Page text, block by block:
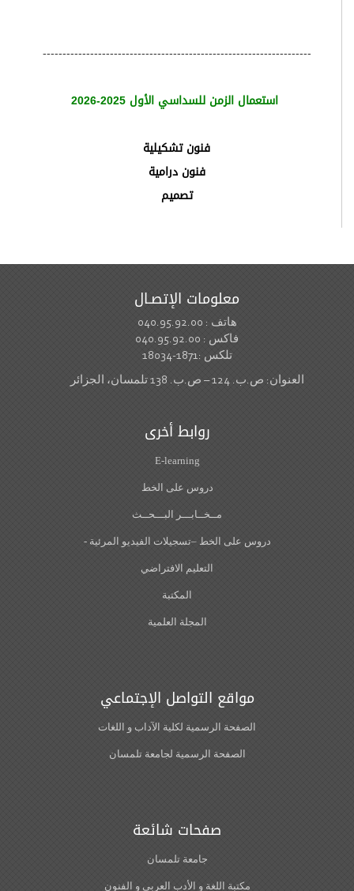
--------------------------------------------------------------------
استعمال الزمن للسداسي الأول 2025-2026
فنون تشكيلية
فنون درامية
تصميم
معلومات الإتصـال
هاتف : 040.95.92.00
فاكس : 040.95.92.00
تلكس :1871-18034
العنوان: ص.ب. 124 – ص.ب. 138 تلمسان، الجزائر
روابط أخرى
E-learning
دروس على الخط
مــخــابـــر البـــحــث
دروس على الخط –تسجيلات الفيديو المرئية -
التعليم الافتراضي
المكتبة
المجلة العلمية
مواقع التواصل الإجتماعي
الصفحة الرسمية لكلية الآداب و اللغات‎
الصفحة الرسمية لجامعة تلمسان
صفحات شائعة
جامعة تلمسان
مكتبة اللغة و الأدب العربي و الفنون